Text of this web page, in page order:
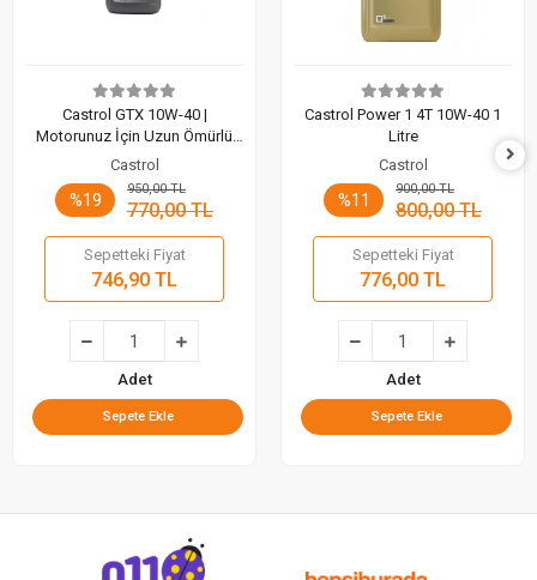
Castrol GTX 10W-40 |
Motorunuz İçin Uzun Ömürlü
Koruma ve Üstün Temizlik (1 Lt)
Castrol
%19
950,00 TL
770,00 TL
Sepetteki Fiyat
746,90 TL
Adet
Sepete Ekle
Castrol Power 1 4T 10W-40 1
Litre
Castrol
%11
900,00 TL
800,00 TL
Sepetteki Fiyat
776,00 TL
Adet
Sepete Ekle